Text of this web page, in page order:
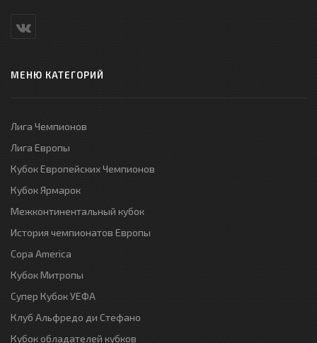
МЕНЮ КАТЕГОРИЙ
Лига Чемпионов
Лига Европы
Кубок Европейских Чемпионов
Кубок Ярмарок
Межконтинентальный кубок
История чемпионатов Европы
Copa America
Кубок Митропы
Супер Кубок УЕФА
Клуб Альфредо ди Стефано
Кубок обладателей кубков